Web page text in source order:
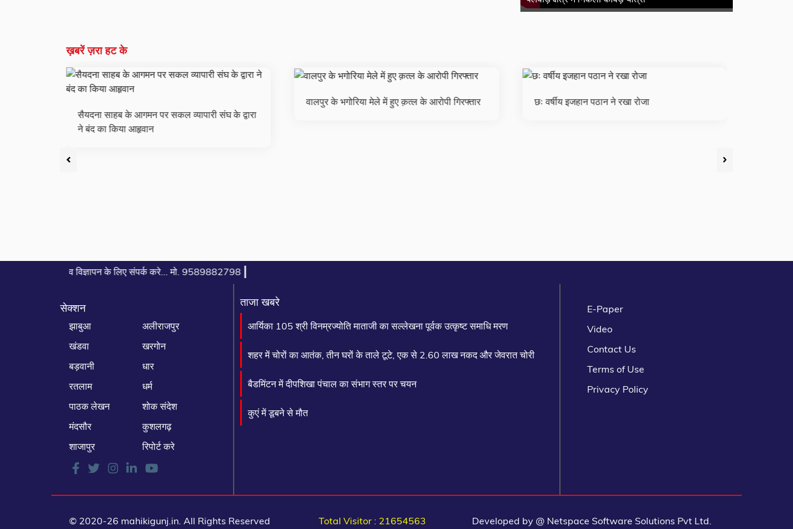
ख़बरें ज़रा हट के
सैयदना साहब के आगमन पर सकल व्यापारी संघ के द्वारा
ने बंद का किया आहृवान
वालपुर के भगोरिया मेले में हुए क़त्ल के आरोपी गिरफ्तार
छः वर्षीय इजहान पठान ने रखा रोजा
व विज्ञापन के लिए संपर्क करे... मो. 9589882798|
सेक्शन
झाबुआ
अलीराजपुर
खंडवा
खरगोन
बड़वानी
धार
रतलाम
धर्म
पाठक लेखन
शोक संदेश
मंदसौर
कुशलगढ़
शाजापुर
रिपोर्ट करे
ताजा खबरे
आर्यिका 105 श्री विनम्रज्योति माताजी का सल्लेखना पूर्वक उत्कृष्ट समाधि मरण
शहर में चोरों का आतंक, तीन घरों के ताले टूटे, एक से 2.60 लाख नकद और जेवरात चोरी
बैडमिंटन में दीपशिखा पंचाल का संभाग स्तर पर चयन
कुएं में डूबने से मौत
E-Paper
Video
Contact Us
Terms of Use
Privacy Policy
© 2020-26 mahikigunj.in. All Rights Reserved Total Visitor : 21654563 Developed by @ Netspace Software Solutions Pvt Ltd.